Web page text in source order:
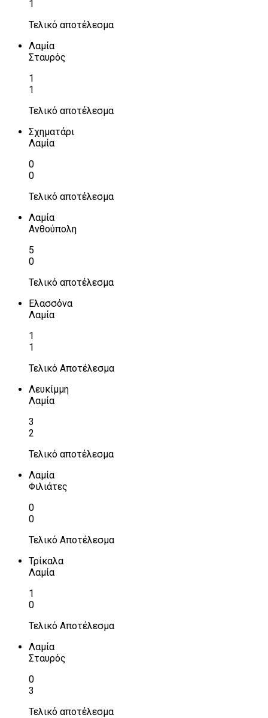
1
Τελικό αποτέλεσμα
Λαμία
Σταυρός
1
1
Τελικό αποτέλεσμα
Σχηματάρι
Λαμία
0
0
Τελικό αποτέλεσμα
Λαμία
Ανθούπολη
5
0
Τελικό αποτέλεσμα
Ελασσόνα
Λαμία
1
1
Τελικό Αποτέλεσμα
Λευκίμμη
Λαμία
3
2
Τελικό αποτέλεσμα
Λαμία
Φιλιάτες
0
0
Τελικό Αποτέλεσμα
Τρίκαλα
Λαμία
1
0
Τελικό Αποτέλεσμα
Λαμία
Σταυρός
0
3
Τελικό αποτέλεσμα